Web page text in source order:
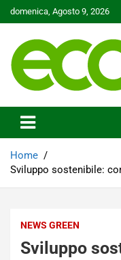
Skip
to
domenica, Agosto 9, 2026
Ecoo.it
Home
Sviluppo sostenibile:
NEWS GREEN
Sviluppo